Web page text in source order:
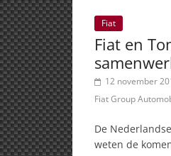
Fiat
Fiat en
12 november
Fiat Group
De
weten de